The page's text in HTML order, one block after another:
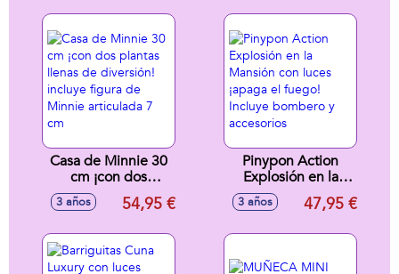
piezas. 15cm
Casa de Minnie 30
cm ¡con dos
plantas llenas de
diversión! incluye
articulada 7 cm
3 años 54,95 €
Pinypon Action
Explosión en la
Mansión con luces
¡apaga el fuego!
3 años 47,95 €